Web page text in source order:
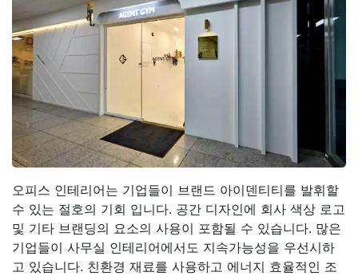
오피스 인테리어는 기업들이 브랜드 아이덴티티를 발휘할
수 있는 절호의 기회 입니다. 공간 디자인에 회사 색상 로고
및 기타 브랜딩의 요소의 사용이 포함될 수 있습니다. 많은
기업들이 사무실 인테리어에서도 지속가능성을 우선시하
고 있습니다. 친환경 재료를 사용하고 에너지 효율적인 조